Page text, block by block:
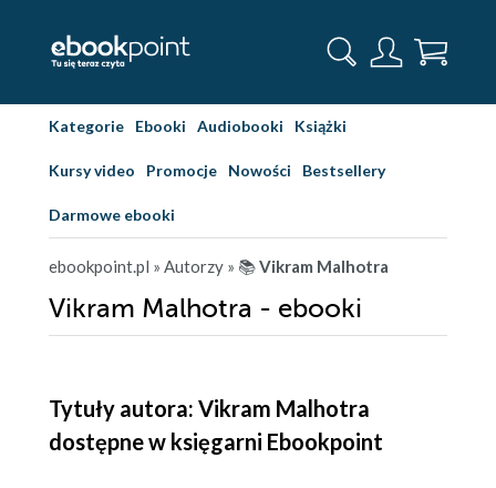
Kategorie Ebooki Audiobooki Książki
Kursy video Promocje Nowości Bestsellery
Darmowe ebooki
ebookpoint.pl » Autorzy » 📚Vikram Malhotra
Vikram Malhotra - ebooki
Tytuły autora: Vikram Malhotra
dostępne w księgarni Ebookpoint